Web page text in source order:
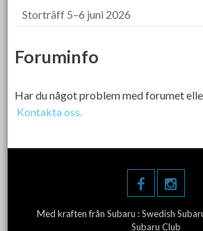
Storträff 5–6 juni 2026
Foruminfo
Har du något problem med forumet
Kontakta oss.
Med kraften från Subaru :Swedish
Subaru Club